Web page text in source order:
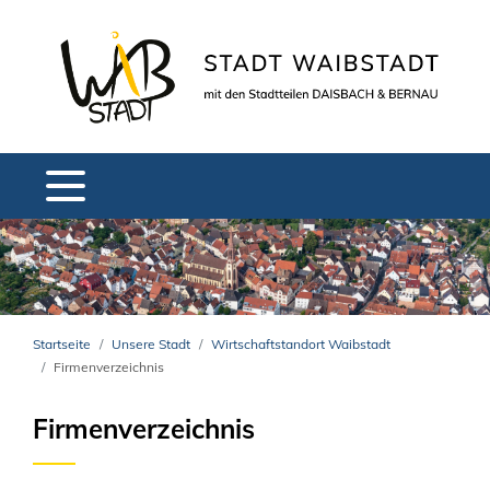
Startseite Unsere Stadt
Wirtschaftstandort Waibstadt
Firmenverzeichnis
Firmenverzeichnis